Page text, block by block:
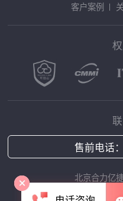
客户案例
售前电话
北京合力亿
Copyright © 2025